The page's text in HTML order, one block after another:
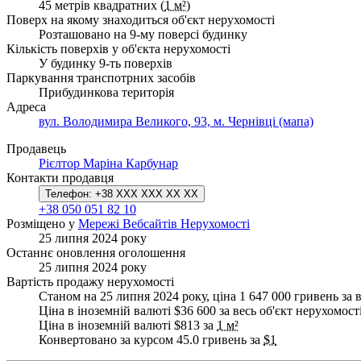
45 метрів квадратних (1 м²)
Поверх на якому знаходиться об'єкт нерухомості
Розташовано на 9-му поверсі будинку
Кількість поверхів у об'єкта нерухомості
У будинку 9-ть поверхів
Паркування транспотрних засобів
Прибудинкова територія
Адреса
вул. Володимира Великого, 93, м. Чернівці (мапа)
Продавець
Рієлтор Маріна Карбунар
Контакти продавця
Телефон: +38 XXX XXX XX XX
+38 050 051 82 10
Розміщено у Мережі Вебсайтів Нерухомості
25 липня 2024 року
Останнє оновлення оголошення
25 липня 2024 року
Вартість продажу нерухомості
Станом на 25 липня 2024 року, ціна 1 647 000 гривень за
Ціна в іноземній валюті $36 600 за весь об'єкт нерухомості
Ціна в іноземній валюті $813 за 1 м²
Конвертовано за курсом 45.0 гривень за $1